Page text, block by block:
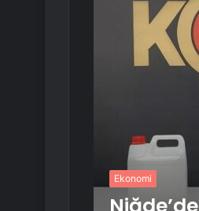
Ekonomi